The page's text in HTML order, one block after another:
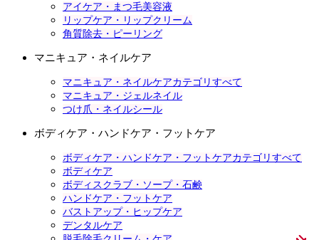
アイケア・まつ毛美容液
リップケア・リップクリーム
角質除去・ピーリング
マニキュア・ネイルケア
マニキュア・ネイルケアカテゴリすべて
マニキュア・ジェルネイル
つけ爪・ネイルシール
ボディケア・ハンドケア・フットケア
ボディケア・ハンドケア・フットケアカテゴリすべて
ボディケア
ボディスクラブ・ソープ・石鹸
ハンドケア・フットケア
バストアップ・ヒップケア
デンタルケア